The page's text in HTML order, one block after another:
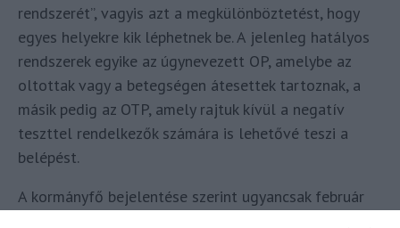
rendszerét”, vagyis azt a megkülönböztetést, hogy
egyes helyekre kik léphetnek be. A jelenleg hatályos
rendszerek egyike az úgynevezett OP, amelybe az
oltottak vagy a betegségen átesettek tartoznak, a
másik pedig az OTP, amely rajtuk kívül a negatív
teszttel rendelkezők számára is lehetővé teszi a
belépést.
A kormányfő bejelentése szerint ugyancsak február